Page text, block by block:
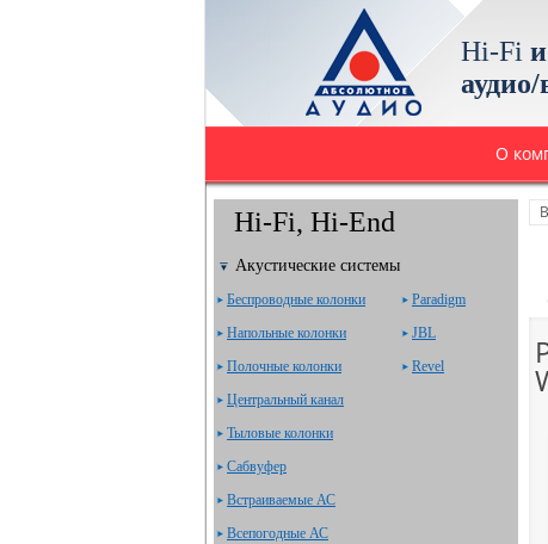
Hi-Fi и
О
Hi-Fi, Hi-End
Акустические системы
Беспроводные колонки
Напольные колонки
Полочные колонки
Центральный канал
Тыловые колонки
Сабвуфер
Встраиваемые АС
Всепогодные АС
Paradigm
JBL
Revel